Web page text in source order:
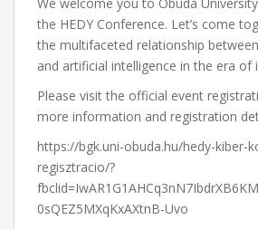
the HEDY Conference. Let’s come
the multifaceted relationship
and artificial intelligence in the era of
Please visit the official event
more information and registration
https://bgk.uni-obuda.hu/hedy-kiber-
regisztracio/?
0sQEZ5MXqKxAXtnB-Uvo